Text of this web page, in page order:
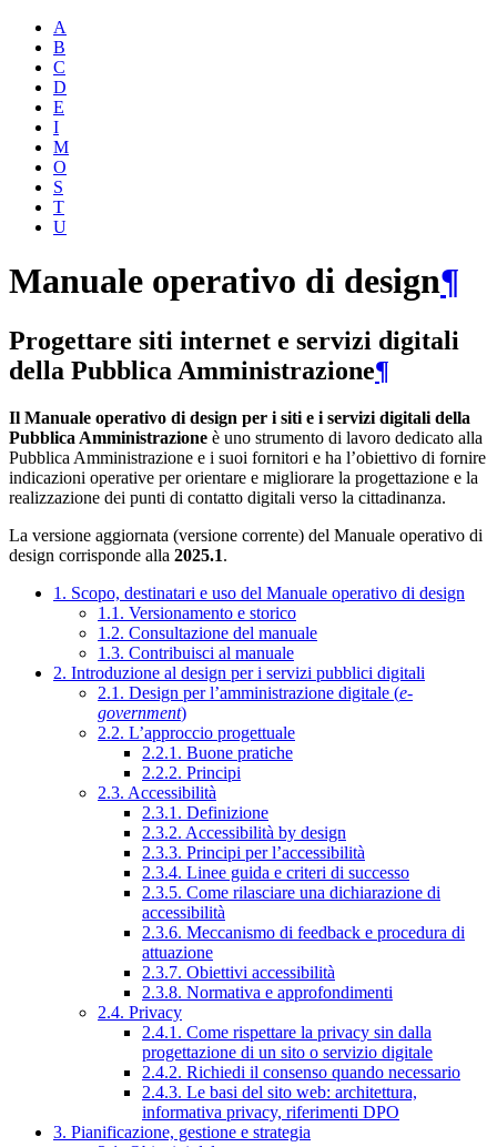
A
B
C
D
E
I
M
O
S
T
U
Manuale operativo di design¶
Progettare siti internet e servizi digitali
della Pubblica Amministrazione¶
Il Manuale operativo di design per i siti e i servizi digitali della
Pubblica Amministrazione è uno strumento di lavoro dedicato alla
Pubblica Amministrazione e i suoi fornitori e ha l’obiettivo di fornire
indicazioni operative per orientare e migliorare la progettazione e la
realizzazione dei punti di contatto digitali verso la cittadinanza.
La versione aggiornata (versione corrente) del Manuale operativo di
design corrisponde alla 2025.1.
1. Scopo, destinatari e uso del Manuale operativo di design
1.1. Versionamento e storico
1.2. Consultazione del manuale
1.3. Contribuisci al manuale
2. Introduzione al design per i servizi pubblici digitali
2.1. Design per l’amministrazione digitale (e-
government)
2.2. L’approccio progettuale
2.2.1. Buone pratiche
2.2.2. Principi
2.3. Accessibilità
2.3.1. Definizione
2.3.2. Accessibilità by design
2.3.3. Principi per l’accessibilità
2.3.4. Linee guida e criteri di successo
2.3.5. Come rilasciare una dichiarazione di
accessibilità
2.3.6. Meccanismo di feedback e procedura di
attuazione
2.3.7. Obiettivi accessibilità
2.3.8. Normativa e approfondimenti
2.4. Privacy
2.4.1. Come rispettare la privacy sin dalla
progettazione di un sito o servizio digitale
2.4.2. Richiedi il consenso quando necessario
2.4.3. Le basi del sito web: architettura,
informativa privacy, riferimenti DPO
3. Pianificazione, gestione e strategia